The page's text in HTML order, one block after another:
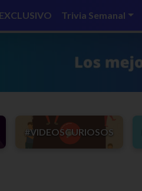
Trivia Semanal
#VIDEOSCURIOSOS